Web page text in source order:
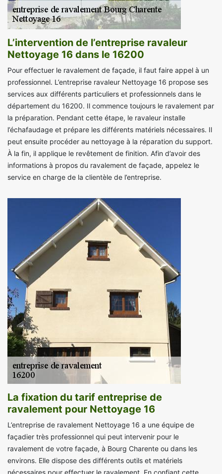
L’intervention de l’entreprise ravaleur
Nettoyage 16 dans le 16200
Pour effectuer le ravalement de façade, il faut faire appel à un
professionnel. L’entreprise ravaleur Nettoyage 16 propose ses
services aux différents particuliers et professionnels dans le
département du 16200. Il commence toujours le ravalement par
la préparation. Pendant cette étape, le ravaleur installe
l’échafaudage et prépare les différents matériels nécessaires. Il
peut ensuite procéder au nettoyage à la réparation du support.
À la fin, il applique le revêtement de finition. Afin d’avoir des
informations à propos du ravalement de façade, appelez le
service en charge de la clientèle de l’entreprise.
La fixation du tarif entreprise de
ravalement pour Nettoyage 16
L’entreprise de ravalement Nettoyage 16 a une équipe de
façadier très professionnel qui peut intervenir pour le
ravalement de votre façade, à Bourg Charente ou dans les
environs. Elle dispose des différents outils et matériels